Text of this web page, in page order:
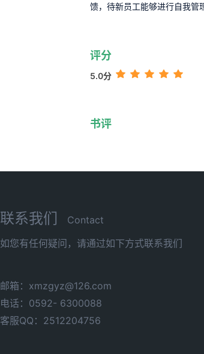
馈，待新员工能够进行自我管
评分
5.0分
书评
联系我们
Contact
如您有任何疑问，请通过如下方式联系我们
邮箱：xmzgyz@126.com
电话：0592- 6300088
客服QQ：2512204756